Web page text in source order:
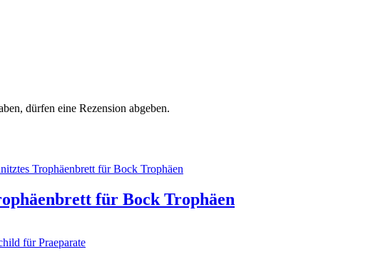
dürfen eine Rezension abgeben.
für Bock Trophäen